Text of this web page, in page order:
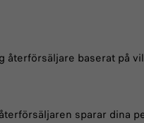
baserat på
sparar dina